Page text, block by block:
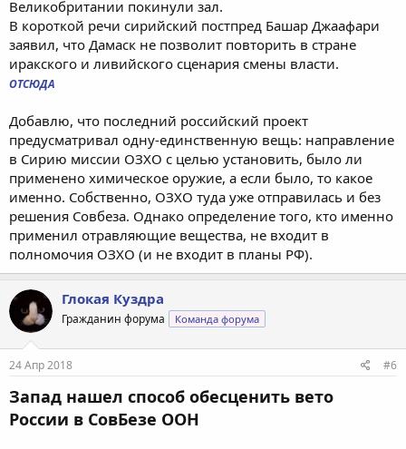
Великобритании покинули зал.
В короткой речи сирийский постпред Башар Джаафари
заявил, что Дамаск не позволит повторить в стране
иракского и ливийского сценария смены власти.
ОТСЮДА
Добавлю, что последний российский проект
предусматривал одну-единственную вещь: направление
в Сирию миссии ОЗХО с целью установить, было ли
применено химическое оружие, а если было, то какое
именно. Собственно, ОЗХО туда уже отправилась и без
решения Совбеза. Однако определение того, кто именно
применил отравляющие вещества, не входит в
полномочия ОЗХО (и не входит в планы РФ).
Глокая Куздра
Гражданин форума Команда форума
24 Апр 2018 #6
Запад нашел способ обесценить вето
России в СовБезе ООН